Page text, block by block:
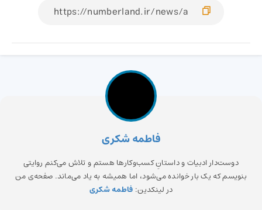
فاطمه شکری
دوست‌دار ادبیات و داستانِ کسب‌وکارها هستم و تلاش می‌کنم روایتی
بنویسم که یک بار خوانده می‌شود، اما همیشه به یاد می‌ماند. صفحه‌ی من
در لینکدین: فاطمه شکری